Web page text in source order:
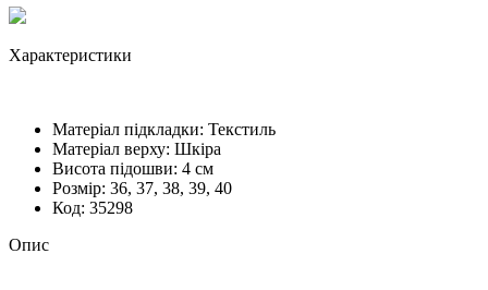
Характеристики
Матеріал підкладки: Текстиль
Матеріал верху: Шкіра
Висота підошви: 4 см
Розмiр: 36, 37, 38, 39, 40
Код: 35298
Опис